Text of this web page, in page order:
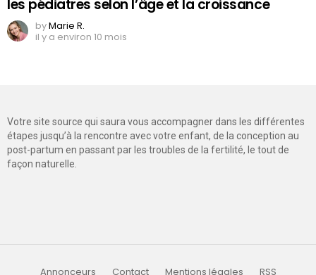
les pédiatres selon l’âge et la croissance
byMarie R.
il y a environ 10 mois
Votre site source qui saura vous accompagner dans les différentes
étapes jusqu’à la rencontre avec votre enfant, de la conception au
post-partum en passant par les troubles de la fertilité, le tout de
façon naturelle.
Annonceurs Contact Mentions légales RSS